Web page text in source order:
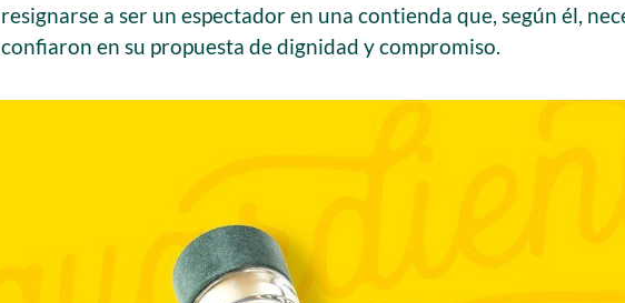
resignarse a ser un espectador en una contienda que, según él,
confiaron en su propuesta de dignidad y compromiso.